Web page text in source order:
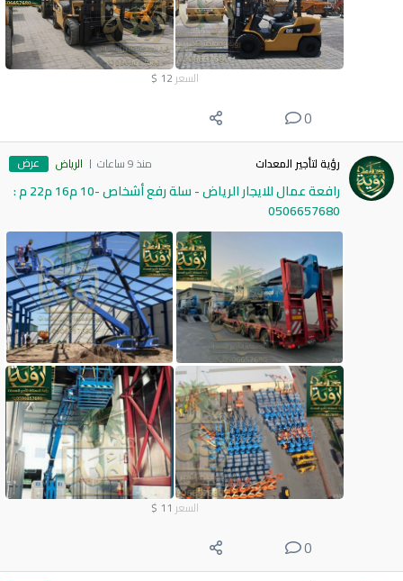
السعر 12
$
0
رؤية لتأجير المعدات منذ 9 ساعات الرياض عرض
رافعة عمال للايجار الرياض - سلة رفع أشخاص -10 م16 م22 م :
0506657680
السعر 11
$
0